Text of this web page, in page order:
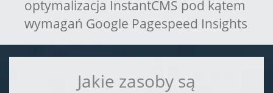
optymalizacja InstantCMS pod kątem
wymagań Google Pagespeed Insights
Jakie zasoby są